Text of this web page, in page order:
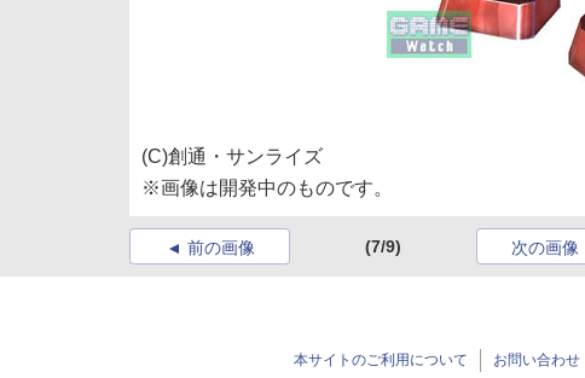
(C)創通・サンライズ
※画像は開発中のものです。
前の画像 (7/9) 次の画像
本サイトのご利用について お問い合わせ